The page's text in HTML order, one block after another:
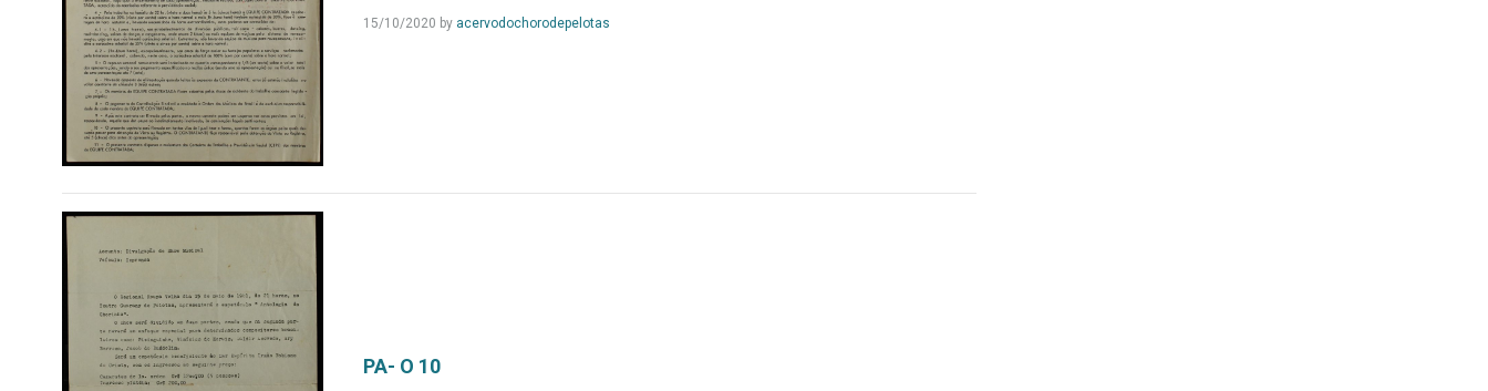
15/10/2020 by acervodochorodepelotasLeia
PA- O 10